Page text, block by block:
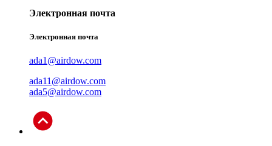
Электронная почта
Электронная почта
ada1@airdow.com
ada11@airdow.com
ada5@airdow.com